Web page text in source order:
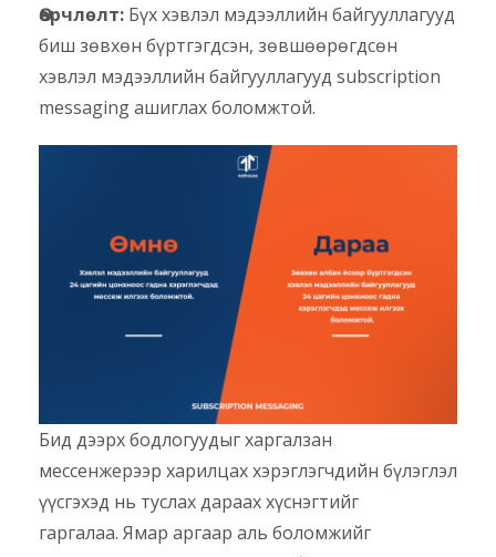
Өөрчлөлт: Бүх хэвлэл мэдээллийн байгууллагууд
биш зөвхөн бүртгэгдсэн, зөвшөөрөгдсөн
хэвлэл мэдээллийн байгууллагууд subscription
messaging ашиглах боломжтой.
Бид дээрх бодлогуудыг харгалзан
мессенжерээр харилцах хэрэглэгчдийн бүлэглэл
үүсгэхэд нь туслах дараах хүснэгтийг
гаргалаа. Ямар аргаар аль боломжийг